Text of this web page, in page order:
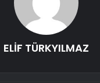
ELİF TÜRKYILMAZ